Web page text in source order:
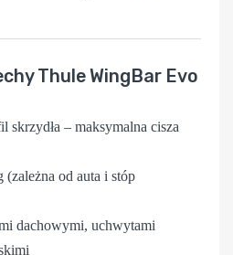
Thule WingBar Evo
skrzydła – maksymalna cisza
od auta i stóp
dachowymi, uchwytami